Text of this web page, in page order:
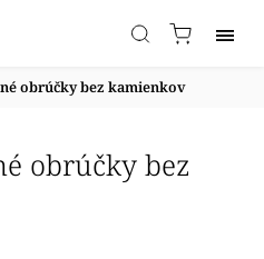
obrúčky bez kamienkov
obrúčky bez